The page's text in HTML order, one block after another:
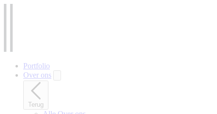
Portfolio
Over ons
Terug